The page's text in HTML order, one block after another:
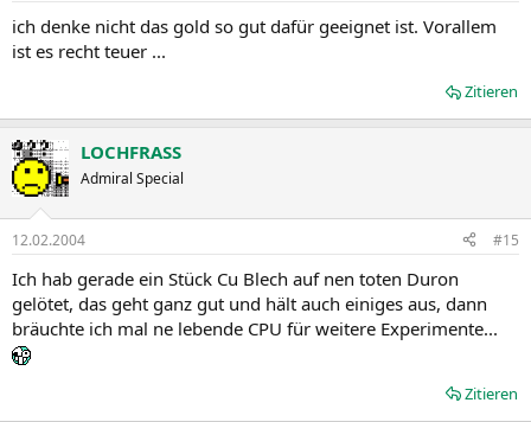
ich denke nicht das gold so gut dafür geeignet ist. Vorallem
ist es recht teuer ...
Zitieren
LOCHFRASS
Admiral Special
12.02.2004 #15
Ich hab gerade ein Stück Cu Blech auf nen toten Duron
gelötet, das geht ganz gut und hält auch einiges aus, dann
bräuchte ich mal ne lebende CPU für weitere Experimente...
Zitieren